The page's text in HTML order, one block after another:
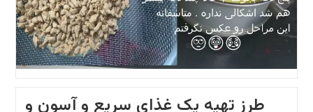
ها
و
خوراک
ها
با
فوت
طرز تهیه یک غذای سریع و آسون و